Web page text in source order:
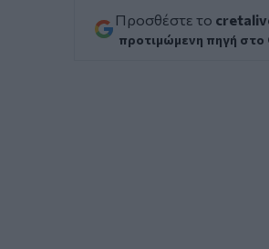
Προσθέστε το
προτιμώμενη πηγή στο